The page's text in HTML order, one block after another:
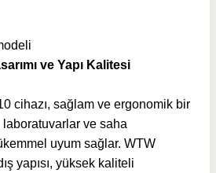
ve Yapı Kalitesi
cihazı, sağlam ve ergonomik bir
laboratuvarlar ve saha
uyum sağlar. WTW
yapısı, yüksek kaliteli